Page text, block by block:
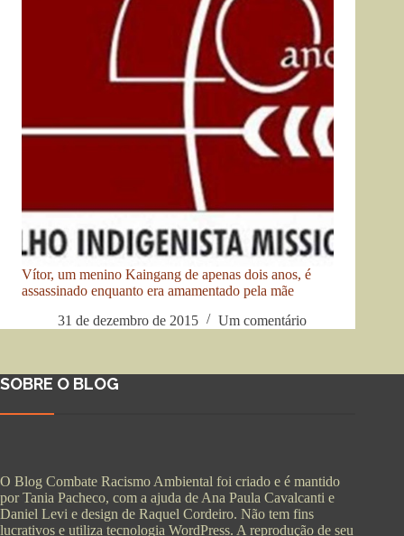
Vítor, um menino Kaingang de apenas dois anos, é
assassinado enquanto era amamentado pela mãe
31 de dezembro de 2015
Um comentário
SOBRE O BLOG
O Blog Combate Racismo Ambiental foi criado e é mantido
por Tania Pacheco, com a ajuda de Ana Paula Cavalcanti e
Daniel Levi e design de Raquel Cordeiro. Não tem fins
lucrativos e utiliza tecnologia WordPress. A reprodução de seu